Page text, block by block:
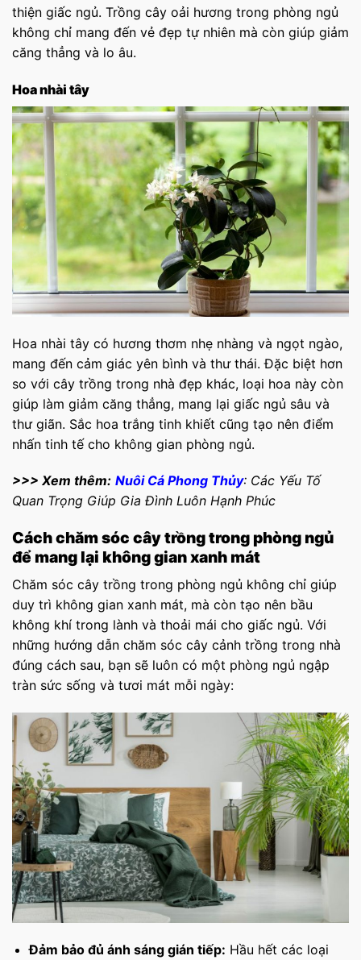
thiện giấc ngủ. Trồng cây oải hương trong phòng ngủ
không chỉ mang đến vẻ đẹp tự nhiên mà còn giúp giảm
căng thẳng và lo âu.
Hoa nhài tây
Hoa nhài tây có hương thơm nhẹ nhàng và ngọt ngào,
mang đến cảm giác yên bình và thư thái. Đặc biệt hơn
so với cây trồng trong nhà đẹp khác, loại hoa này còn
giúp làm giảm căng thẳng, mang lại giấc ngủ sâu và
thư giãn. Sắc hoa trắng tinh khiết cũng tạo nên điểm
nhấn tinh tế cho không gian phòng ngủ.
>>> Xem thêm: Nuôi Cá Phong Thủy: Các Yếu Tố
Quan Trọng Giúp Gia Đình Luôn Hạnh Phúc
Cách chăm sóc cây trồng trong phòng ngủ
để mang lại không gian xanh mát
Chăm sóc cây trồng trong phòng ngủ không chỉ giúp
duy trì không gian xanh mát, mà còn tạo nên bầu
không khí trong lành và thoải mái cho giấc ngủ. Với
những hướng dẫn chăm sóc cây cảnh trồng trong nhà
đúng cách sau, bạn sẽ luôn có một phòng ngủ ngập
tràn sức sống và tươi mát mỗi ngày:
Đảm bảo đủ ánh sáng gián tiếp: Hầu hết các loại